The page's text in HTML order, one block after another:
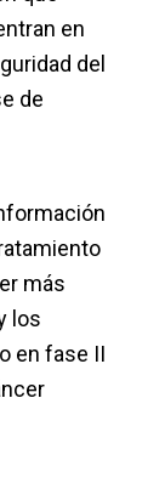
en
del
de
más
los
en fase II